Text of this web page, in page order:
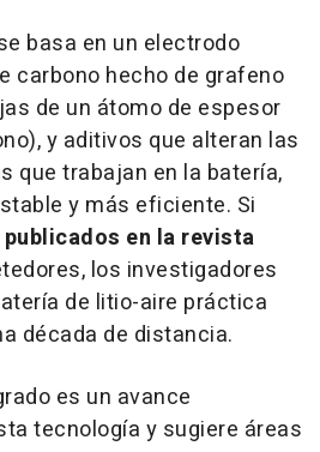
basa en un electrodo
carbono hecho de grafeno
de un átomo de espesor
y aditivos que alteran las
que trabajan en la batería,
y más eficiente. Si
publicados en la revista
los investigadores
de litio-aire práctica
década de distancia.
es un avance
tecnología y sugiere áreas